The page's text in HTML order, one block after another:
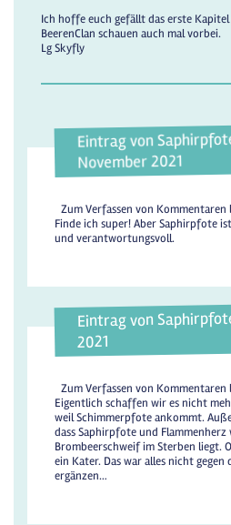
Ich hoffe euch gefällt das erste
BeerenClan schauen auch mal vorbei.
Lg Skyfly
Eintrag von
November 2021
Zum Verfassen von
Finde ich super! Aber Saphirpfote
und verantwortungsvoll.
Eintrag von
2021
Zum Verfassen von
Eigentlich schaffen wir es nicht
weil Schimmerpfote ankommt.
dass Saphirpfote und Flammenherz
Brombeerschweif im Sterben liegt.
ein Kater. Das war alles nicht
ergänzen…